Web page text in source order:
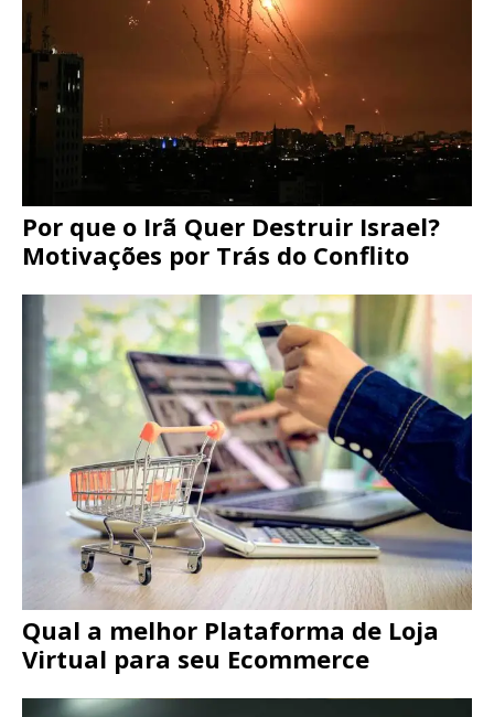
Por que o Irã Quer Destruir Israel?
Motivações por Trás do Conflito
Qual a melhor Plataforma de Loja
Virtual para seu Ecommerce